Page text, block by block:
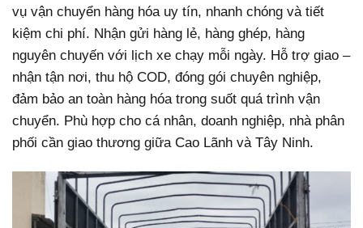
vụ vận chuyển hàng hóa uy tín, nhanh chóng và tiết
kiệm chi phí. Nhận gửi hàng lẻ, hàng ghép, hàng
nguyên chuyến với lịch xe chạy mỗi ngày. Hỗ trợ giao –
nhận tận nơi, thu hộ COD, đóng gói chuyên nghiệp,
đảm bảo an toàn hàng hóa trong suốt quá trình vận
chuyển. Phù hợp cho cá nhân, doanh nghiệp, nhà phân
phối cần giao thương giữa Cao Lãnh và Tây Ninh.